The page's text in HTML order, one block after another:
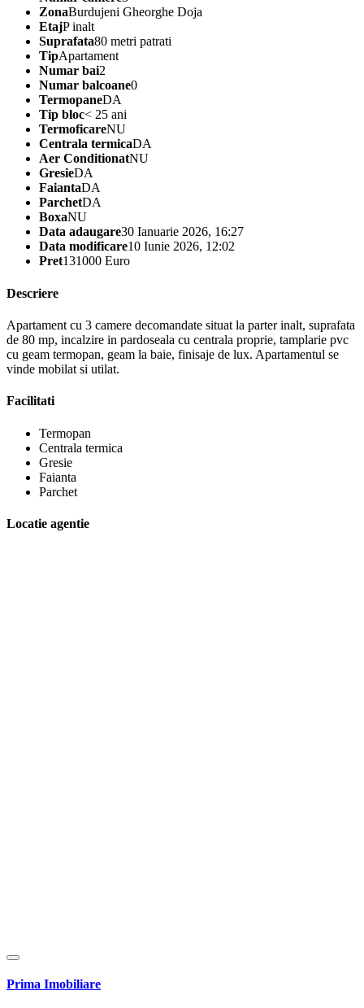
ZonaBurdujeni Gheorghe Doja
EtajP inalt
Suprafata80 metri patrati
TipApartament
Numar bai2
Numar balcoane0
TermopaneDA
Tip bloc< 25 ani
TermoficareNU
Centrala termicaDA
Aer ConditionatNU
GresieDA
FaiantaDA
ParchetDA
BoxaNU
Data adaugare30 Ianuarie 2026, 16:27
Data modificare10 Iunie 2026, 12:02
Pret131000 Euro
Descriere
Apartament cu 3 camere decomandate situat la parter inalt, suprafata
de 80 mp, incalzire in pardoseala cu centrala proprie, tamplarie pvc
cu geam termopan, geam la baie, finisaje de lux. Apartamentul se
vinde mobilat si utilat.
Facilitati
Termopan
Centrala termica
Gresie
Faianta
Parchet
Locatie agentie
Prima Imobiliare